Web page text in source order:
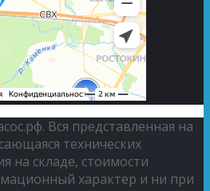
Вся представленная на
технических
на складе, стоимости
характер и ни при